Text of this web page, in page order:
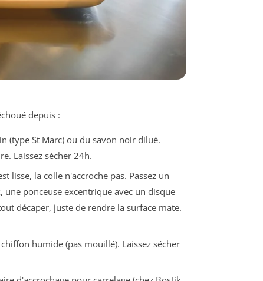
depuis :
(type St Marc) ou du savon noir dilué.
Laissez sécher 24h.
lisse, la colle n'accroche pas. Passez un
ponceuse excentrique avec un disque
décaper, juste de rendre la surface mate.
humide (pas mouillé). Laissez sécher